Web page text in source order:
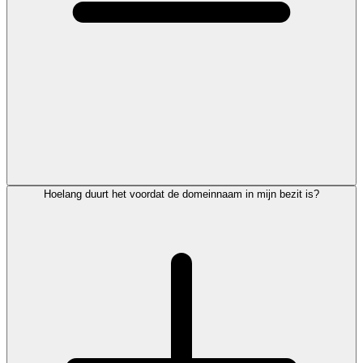
Hoelang duurt het voordat de domeinnaam in mijn bezit is?